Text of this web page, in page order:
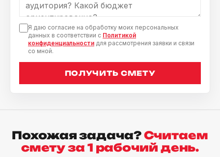
Я даю согласие на обработку моих персональных
данных в соответствии с Политикой
конфиденциальности для рассмотрения заявки и связи
со мной.
ПОЛУЧИТЬ СМЕТУ
Похожая задача?Считаем
смету за 1 рабочий день.